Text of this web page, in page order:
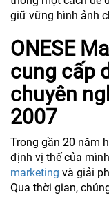
giữ vững hình ảnh
ONESE
cung cấp
chuyên
2007
Trong gần 20 năm
định vị thế của
marketing và giải
Qua thời gian,